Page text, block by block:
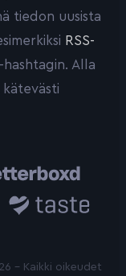
tiedon uusista
RSS-
-hashtagin. Alla
- Kaikki oikeudet